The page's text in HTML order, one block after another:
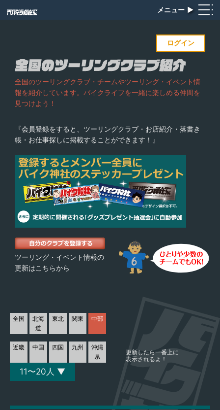
メニュー ▶︎
ログイン
全国のツーリングクラブ・チームやツーリング・イベント情
報を紹介しています。バイクライフを一緒に楽しめる仲間を
見つけよう！
『会員登録をすると、ツーリングクラブ・お店紹介・落書き
帳・お仕事探しに掲載することができます！』
ツーリング・イベント情報の
更新はこちらから
全国
北海
道
東北 関東 中部
近畿 中国 四国 九州
沖縄
県
更新したら一番上に
表示されるよ！
11〜20人 ▼